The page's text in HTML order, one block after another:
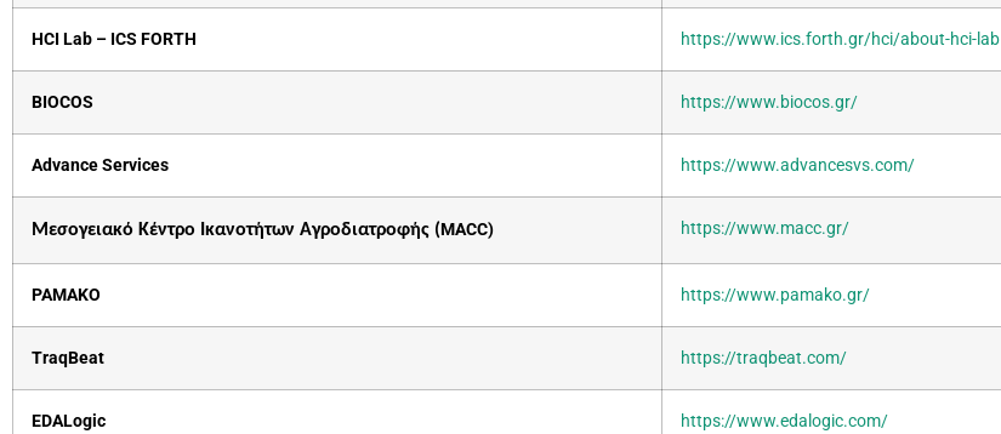
HCI Lab – ICS FORTH https://www.ics.forth.gr/hci/about-hci-lab
BIOCOS https://www.biocos.gr/
Advance Services https://www.advancesvs.com/
Μεσογειακό Κέντρο Ικανοτήτων Αγροδιατροφής (MACC) https://www.macc.gr/
PAMAKO https://www.pamako.gr/
TraqBeat https://traqbeat.com/
EDALogic https://www.edalogic.com/